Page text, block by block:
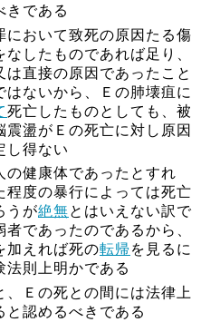
きである
において致死の原因たる傷
したものであれば足り、
は直接の原因であったこと
はないから、Ｅの肺壊疽に
死亡したものとしても、被
震盪がＥの死亡に対し原因
し得ない
の健康体であったとすれ
程度の暴行によっては死亡
うが絶無とはいえない訳で
であったのであるから、
加えれば死の転帰 を見るに
法則上明かである
、Ｅの死との間には法律上
と認めるべきである